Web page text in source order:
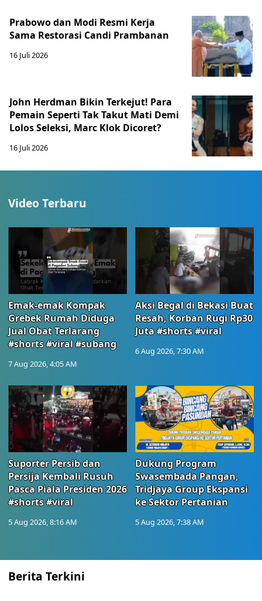
Prabowo dan Modi Resmi Kerja
Sama Restorasi Candi Prambanan
16 Juli 2026
John Herdman Bikin Terkejut! Para
Pemain Seperti Tak Takut Mati Demi
Lolos Seleksi, Marc Klok Dicoret?
16 Juli 2026
Video Terbaru
Emak-emak Kompak
Grebek Rumah Diduga
Jual Obat Terlarang
#shorts #viral #subang
7 Aug 2026, 4:05 AM
Aksi Begal di Bekasi Buat
Resah, Korban Rugi Rp30
Juta #shorts #viral
6 Aug 2026, 7:30 AM
Suporter Persib dan
Persija Kembali Rusuh
Pasca Piala Presiden 2026
#shorts #viral
5 Aug 2026, 8:16 AM
Dukung Program
Swasembada Pangan,
Tridjaya Group Ekspansi
ke Sektor Pertanian
5 Aug 2026, 7:38 AM
Berita Terkini